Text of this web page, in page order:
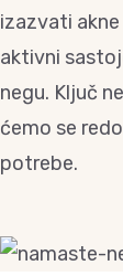
izazvati
aktivni
negu. Ključ
ćemo se
potrebe.